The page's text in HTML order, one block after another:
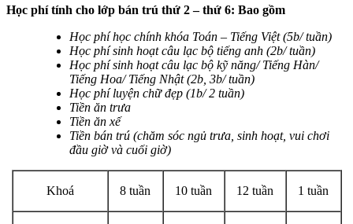
Học phí tính cho lớp bán trú thứ 2 – thứ 6: Bao gồm
Học phí học chính khóa Toán – Tiếng Việt (5b/ tuần)
Học phí sinh hoạt câu lạc bộ tiếng anh (2b/ tuần)
Học phí sinh hoạt câu lạc bộ kỹ năng/ Tiếng Hàn/
Tiếng Hoa/ Tiếng Nhật (2b, 3b/ tuần)
Học phí luyện chữ đẹp (1b/ 2 tuần)
Tiền ăn trưa
Tiền ăn xế
Tiền bán trú (chăm sóc ngủ trưa, sinh hoạt, vui chơi
đầu giờ và cuối giờ)
Khoá 8 tuần 10 tuần 12 tuần 1 tuần